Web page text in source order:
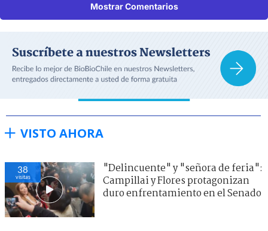
Mostrar Comentarios
VISTO AHORA
38
visitas
"Delincuente" y "señora de feria":
Campillai y Flores protagonizan
duro enfrentamiento en el Senado